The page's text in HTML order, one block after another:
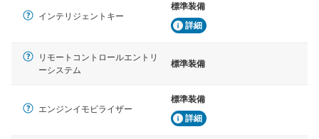
インテリジェントキー
標準装備
詳細
リモートコントロールエントリ
ーシステム
標準装備
エンジンイモビライザー
標準装備
詳細